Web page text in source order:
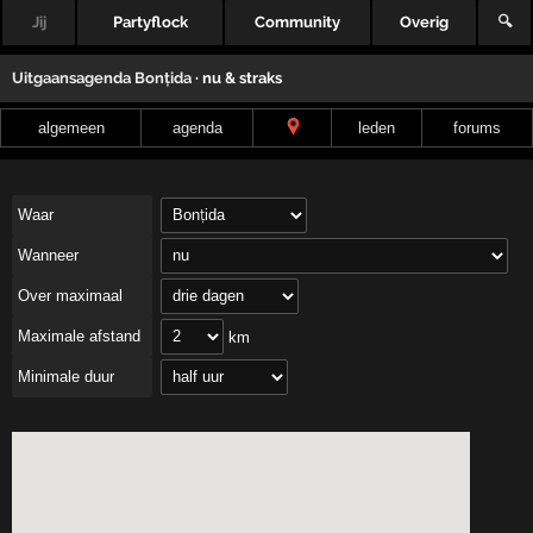
Jij Partyflock Community Overig 🔍
Uitgaansagenda Bonțida · nu & straks
algemeen agenda leden forums
Waar
Wanneer
Over maximaal
Maximale afstand km
Minimale duur